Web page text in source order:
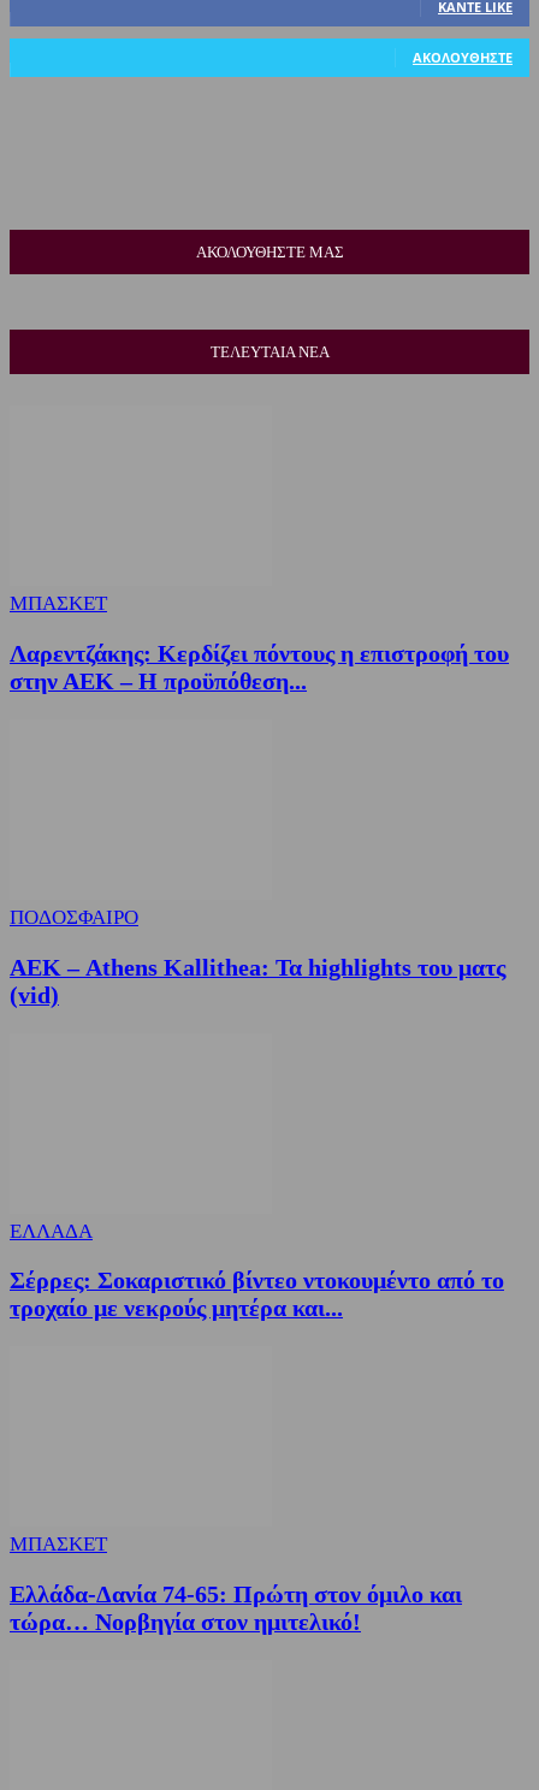
ΚΆΝΤΕ LIKE
ΑΚΟΛΟΥΘΉΣΤΕ
ΑΚΟΛΟΥΘΗΣΤΕ ΜΑΣ
ΤΕΛΕΥΤΑΙΑ ΝΕΑ
ΜΠΑΣΚΕΤ
Λαρεντζάκης: Κερδίζει πόντους η επιστροφή του
στην ΑΕΚ – Η προϋπόθεση...
ΠΟΔΟΣΦΑΙΡΟ
ΑΕΚ – Athens Kallithea: Τα highlights του ματς
(vid)
ΕΛΛΑΔΑ
Σέρρες: Σοκαριστικό βίντεο ντοκουμέντο από το
τροχαίο με νεκρούς μητέρα και...
ΜΠΑΣΚΕΤ
Ελλάδα-Δανία 74-65: Πρώτη στον όμιλο και
τώρα… Νορβηγία στον ημιτελικό!